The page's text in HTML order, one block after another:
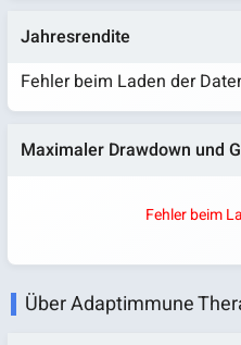
Jahresrendite
Fehler beim Laden der
Maximaler Drawdown und
Fehler beim
Über Adaptimmune